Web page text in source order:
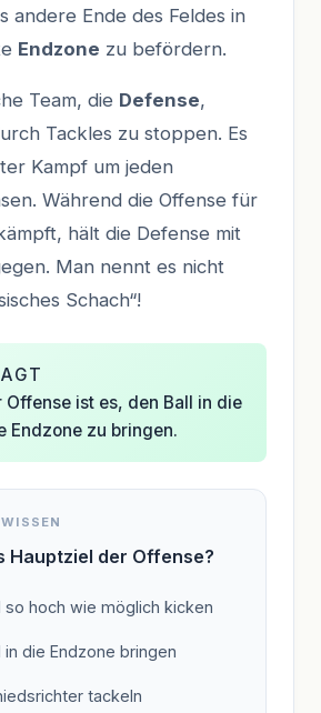
andere Ende des Feldes in
Endzone zu befördern.
Team, die Defense,
Tackles zu stoppen. Es
Kampf um jeden
Während die Offense für
hält die Defense mit
Man nennt es nicht
Schach“!
Offense ist es, den Ball in die
Endzone zu bringen.
Hauptziel der Offense?
so hoch wie möglich kicken
in die Endzone bringen
tackeln